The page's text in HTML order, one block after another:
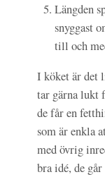
Längden
snyggast
till och
I köket är det
tar gärna lukt
de får en
som är enkla
med övrig
bra idé, de